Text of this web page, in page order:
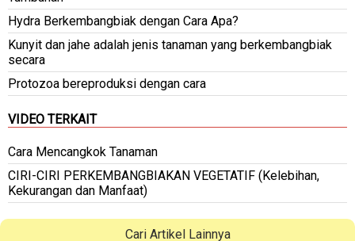
Hydra Berkembangbiak dengan Cara Apa?
Kunyit dan jahe adalah jenis tanaman yang berkembangbiak
secara
Protozoa bereproduksi dengan cara
VIDEO TERKAIT
Cara Mencangkok Tanaman
CIRI-CIRI PERKEMBANGBIAKAN VEGETATIF (Kelebihan,
Kekurangan dan Manfaat)
Cari Artikel Lainnya